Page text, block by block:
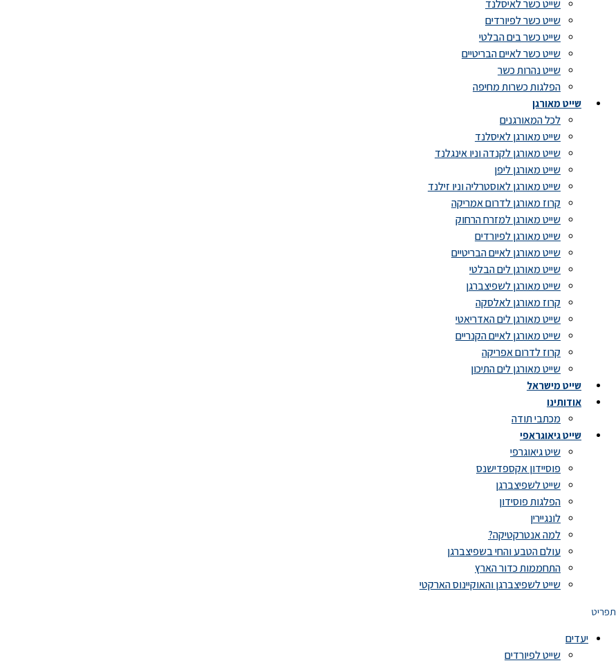
שייט כשר לאיסלנד
שייט כשר לפיורדים
שייט כשר בים הבלטי
שייט כשר לאיים הבריטיים
שייט נהרות כשר
הפלגות כשרות מחיפה
שייט מאורגן
לכל המאורגנים
שייט מאורגן לאיסלנד
שייט מאורגן לקנדה וניו אינגלנד
שייט מאורגן ליפן
שייט מאורגן לאוסטרליה וניו זילנד
קרוז מאורגן לדרום אמריקה
שייט מאורגן למזרח הרחוק
שייט מאורגן לפיורדים
שייט מאורגן לאיים הבריטיים
שייט מאורגן לים הבלטי
שייט מאורגן לשפיצברגן
קרוז מאורגן לאלסקה
שייט מאורגן לים האדריאטי
שייט מאורגן לאיים הקנריים
קרוז לדרום אפריקה
שייט מאורגן לים התיכון
שייט מישראל
אודותינו
מכתבי תודה
שייט גיאוגראפי
שיט גיאוגרפי
פוסיידון אקספדישנס
שייט לשפיצברגן
הפלגות פוסידון
לונגיירין
למה אנטרקטיקה?
עולם הטבע והחי בשפיצברגן
התחממות כדור הארץ
שייט לשפיצברגן והאוקיינוס הארקטי
תפריט
יעדים
שייט לפיורדים